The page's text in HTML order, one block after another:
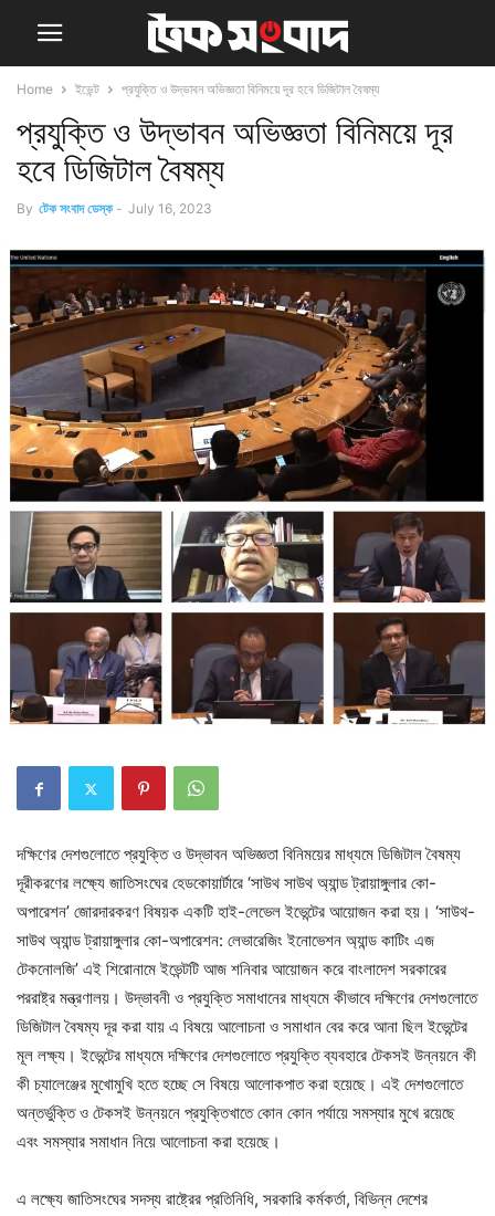
Home ইভেন্ট প্রযুক্তি ও উদ্ভাবন অভিজ্ঞতা বিনিময়ে দূর হবে ডিজিটাল বৈষম্য
প্রযুক্তি ও উদ্ভাবন অভিজ্ঞতা বিনিময়ে দূর
হবে ডিজিটাল বৈষম্য
By টেক সংবাদ ডেস্ক - July 16, 2023
দক্ষিণের দেশগুলোতে প্রযুক্তি ও উদ্ভাবন অভিজ্ঞতা বিনিময়ের মাধ্যমে ডিজিটাল বৈষম্য
দূরীকরণের লক্ষ্যে জাতিসংঘের হেডকোয়ার্টারে ‘সাউথ সাউথ অ্যান্ড ট্রায়াঙ্গুলার কো-
অপারেশন’ জোরদারকরণ বিষয়ক একটি হাই-লেভেল ইভেন্টের আয়োজন করা হয়। ‘সাউথ-
সাউথ অ্যান্ড ট্রায়াঙ্গুলার কো-অপারেশন: লেভারেজিং ইনোভেশন অ্যান্ড কাটিং এজ
টেকনোলজি’ এই শিরোনামে ইভেন্টটি আজ শনিবার আয়োজন করে বাংলাদেশ সরকারের
পররাষ্ট্র মন্ত্রণালয়। উদ্ভাবনী ও প্রযুক্তি সমাধানের মাধ্যমে কীভাবে দক্ষিণের দেশগুলোতে
ডিজিটাল বৈষম্য দূর করা যায় এ বিষয়ে আলোচনা ও সমাধান বের করে আনা ছিল ইভেন্টের
মূল লক্ষ্য। ইভেন্টের মাধ্যমে দক্ষিণের দেশগুলোতে প্রযুক্তি ব্যবহারে টেকসই উন্নয়নে কী
কী চ্যালেঞ্জের মুখোমুখি হতে হচ্ছে সে বিষয়ে আলোকপাত করা হয়েছে। এই দেশগুলোতে
অন্তর্ভুক্তি ও টেকসই উন্নয়নে প্রযুক্তিখাতে কোন কোন পর্যায়ে সমস্যার মুখে রয়েছে
এবং সমস্যার সমাধান নিয়ে আলোচনা করা হয়েছে।
এ লক্ষ্যে জাতিসংঘের সদস্য রাষ্ট্রের প্রতিনিধি, সরকারি কর্মকর্তা, বিভিন্ন দেশের